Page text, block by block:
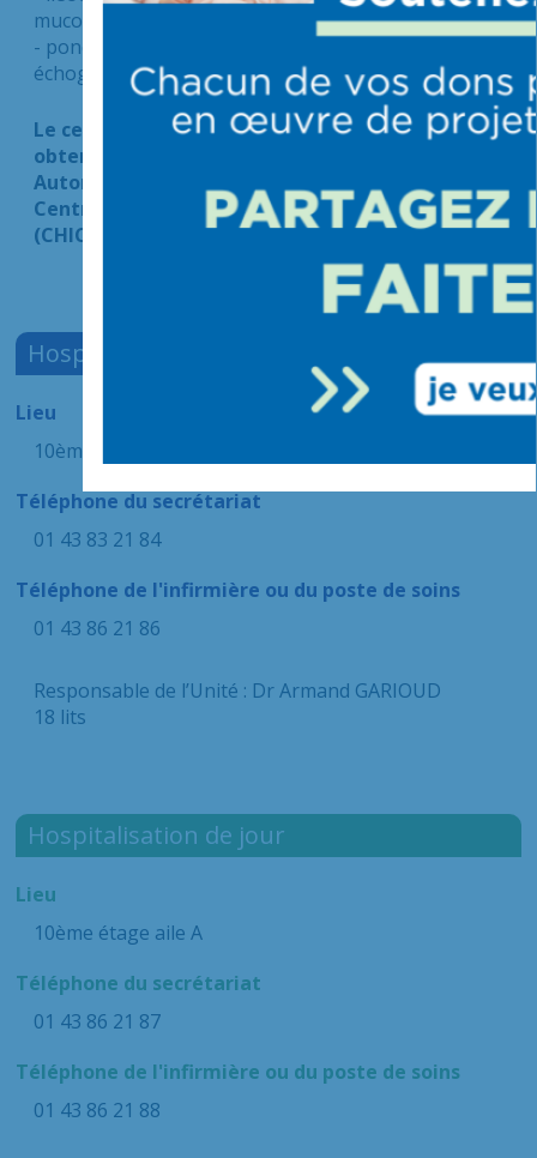
mucosectomie, copagulation au plasma argon
- ponction-biopsie hépatique sous repérage
échographique
Le centre d’endoscopies digestives du CHIV a
obtenu en 2021 une accréditation par la Haute
Autorité de Santé (HAS) en bi-site avec celui du
Centre Hospitalier Intercommunal de Créteil
(CHIC).
Hospitalisation conventionnelle
Lieu
10ème étage Aile B
Téléphone du secrétariat
01 43 83 21 84
Téléphone de l'infirmière ou du poste de soins
01 43 86 21 86
Responsable de l’Unité : Dr Armand GARIOUD
18 lits
Hospitalisation de jour
Lieu
10ème étage aile A
Téléphone du secrétariat
01 43 86 21 87
Téléphone de l'infirmière ou du poste de soins
01 43 86 21 88